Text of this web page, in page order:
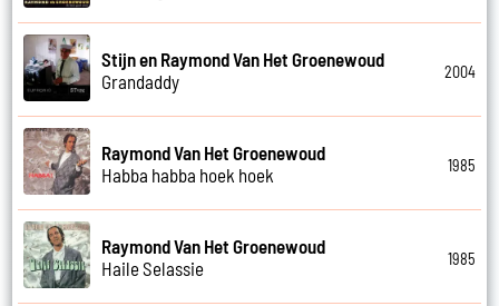
Stijn en Raymond Van Het Groenewoud
Grandaddy
2004
Raymond Van Het Groenewoud
Habba habba hoek hoek
1985
Raymond Van Het Groenewoud
Haile Selassie
1985